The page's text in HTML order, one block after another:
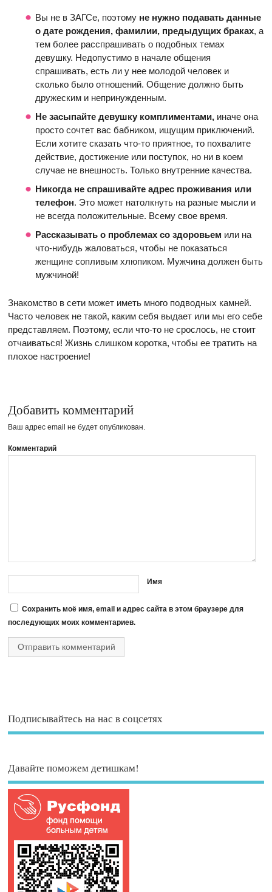
Вы не в ЗАГСе, поэтому не нужно подавать данные
о дате рождения, фамилии, предыдущих браках, а
тем более расспрашивать о подобных темах
девушку. Недопустимо в начале общения
спрашивать, есть ли у нее молодой человек и
сколько было отношений. Общение должно быть
дружеским и непринужденным.
Не засыпайте девушку комплиментами, иначе она
просто сочтет вас бабником, ищущим приключений.
Если хотите сказать что-то приятное, то похвалите
действие, достижение или поступок, но ни в коем
случае не внешность. Только внутренние качества.
Никогда не спрашивайте адрес проживания или
телефон. Это может натолкнуть на разные мысли и
не всегда положительные. Всему свое время.
Рассказывать о проблемах со здоровьем или на
что-нибудь жаловаться, чтобы не показаться
женщине сопливым хлюпиком. Мужчина должен быть
мужчиной!
Знакомство в сети может иметь много подводных камней.
Часто человек не такой, каким себя выдает или мы его себе
представляем. Поэтому, если что-то не срослось, не стоит
отчаиваться! Жизнь слишком коротка, чтобы ее тратить на
плохое настроение!
Добавить комментарий
Ваш адрес email не будет опубликован.
Комментарий
Имя
Сохранить моё имя, email и адрес сайта в этом браузере для
последующих моих комментариев.
Подписывайтесь на нас в соцсетях
Давайте поможем детишкам!